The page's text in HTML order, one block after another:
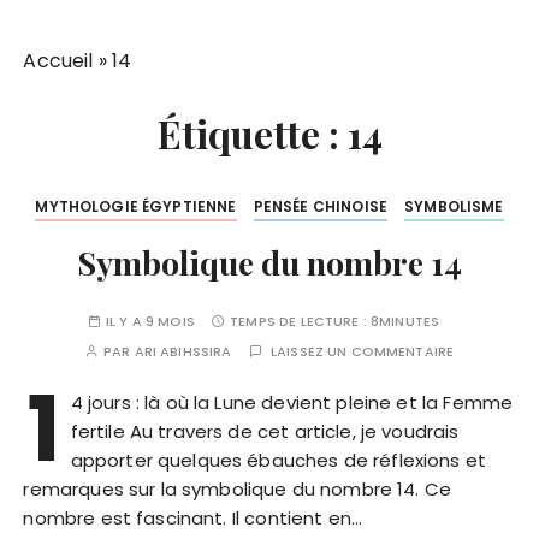
Accueil »14
Étiquette : 14
MYTHOLOGIE ÉGYPTIENNE PENSÉE CHINOISE SYMBOLISME
Symbolique du nombre 14
IL Y A 9 MOIS TEMPS DE LECTURE :8MINUTES
PAR ARI ABIHSSIRA LAISSEZ UN COMMENTAIRE
1
4 jours : là où la Lune devient pleine et la Femme
fertile Au travers de cet article, je voudrais
apporter quelques ébauches de réflexions et
remarques sur la symbolique du nombre 14. Ce
nombre est fascinant. Il contient en…